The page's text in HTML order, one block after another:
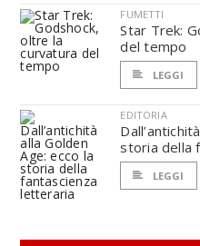
FUMETTI
Star Trek:
del tempo
LEGGI
EDITORIA
storia della
LEGGI